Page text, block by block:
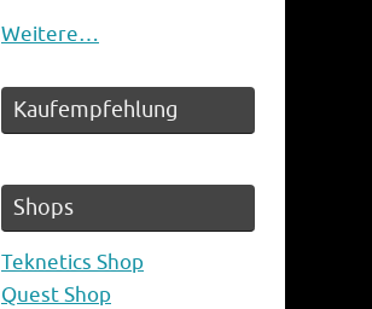
Weitere…
Kaufempfehlung
Shops
Teknetics Shop
Quest Shop